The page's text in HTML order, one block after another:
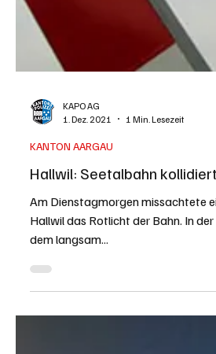
9. März 2022
1 Min. Lesezeit
KANTON AARGAU
Hallwil: 48-jährige
Unfall und legt Volvo aufs
Stark alkoholisiert stiess eine
einem anderen Wagen zusammen.
der Strasse ab,...